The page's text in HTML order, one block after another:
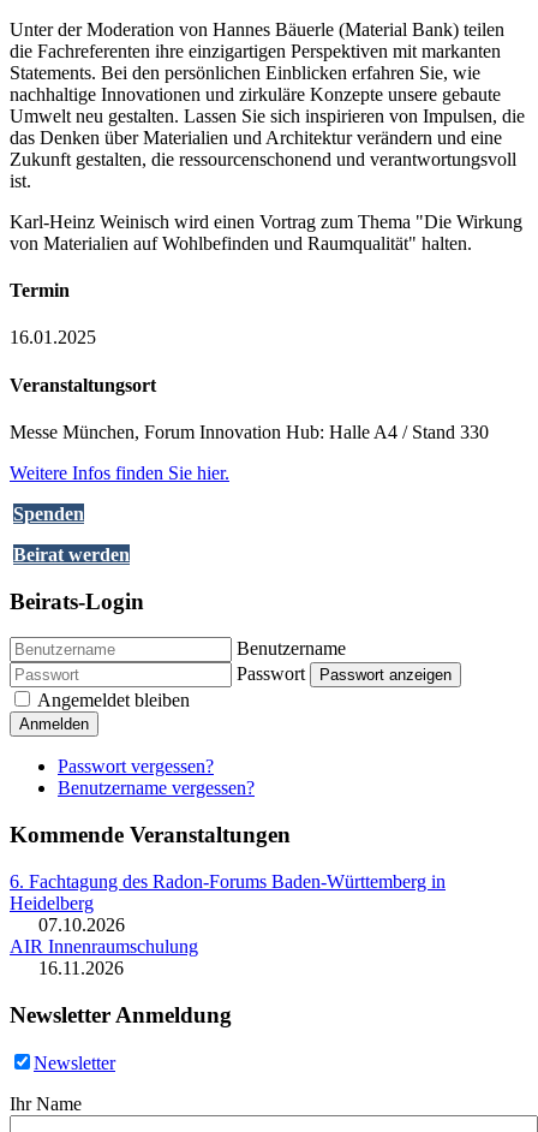
Unter der Moderation von Hannes Bäuerle (Material Bank) teilen
die Fachreferenten ihre einzigartigen Perspektiven mit markanten
Statements. Bei den persönlichen Einblicken erfahren Sie, wie
nachhaltige Innovationen und zirkuläre Konzepte unsere gebaute
Umwelt neu gestalten. Lassen Sie sich inspirieren von Impulsen, die
das Denken über Materialien und Architektur verändern und eine
Zukunft gestalten, die ressourcenschonend und verantwortungsvoll
ist.
Karl-Heinz Weinisch wird einen Vortrag zum Thema "Die Wirkung
von Materialien auf Wohlbefinden und Raumqualität" halten.
Termin
16.01.2025
Veranstaltungsort
Messe München, Forum Innovation Hub: Halle A4 / Stand 330
Weitere Infos finden Sie hier.
Spenden
Beirat werden
Beirats-Login
Benutzername
Passwort
Passwort anzeigen
Angemeldet bleiben
Anmelden
Passwort vergessen?
Benutzername vergessen?
Kommende Veranstaltungen
6. Fachtagung des Radon-Forums Baden-Württemberg in
Heidelberg
07.10.2026
AIR Innenraumschulung
16.11.2026
Newsletter Anmeldung
Newsletter
Ihr Name